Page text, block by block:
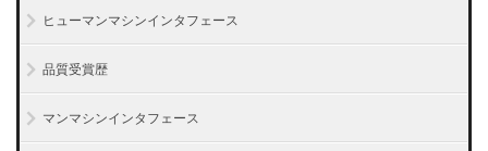
ヒューマンマシンインタフェース
品質受賞歴
マンマシンインタフェース